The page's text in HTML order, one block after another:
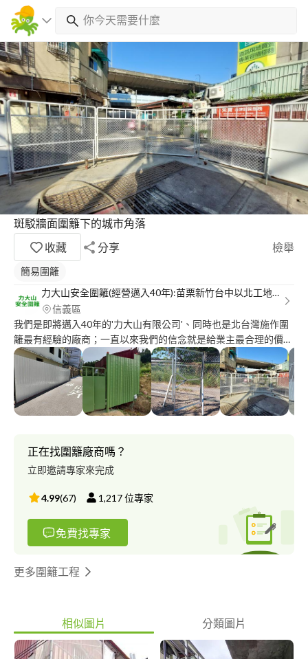
斑駁牆面圍籬下的城市角落
收藏
分享 檢舉
簡易圍籬
力大山安全圍籬(經營邁入40年):苗栗新竹台中以北工地甲種圍籬工程
信義區
我們是即將邁入40年的'力大山有限公司'、同時也是北台灣施作圍
籬最有經驗的廠商；一直以來我們的信念就是給業主最合理的價
格、面面俱到的服務、最可靠的圍籬。 只要您有任何有關圍籬的
問題都歡迎隨時請教、也歡迎google"力大山"，謝謝
正在找圍籬廠商嗎？
立即邀請專家來完成
4.99(67) 1,217位專家
免費找專家
更多圍籬工程
相似圖片 分類圖片